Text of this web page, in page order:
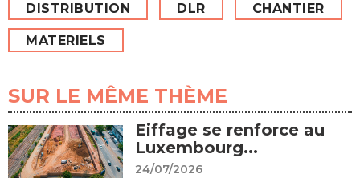
DISTRIBUTION DLR CHANTIER
MATERIELS
SUR LE MÊME THÈME
Eiffage se renforce au
Luxembourg...
24/07/2026